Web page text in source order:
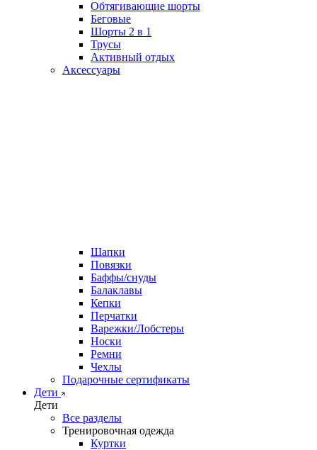
Обтягивающие шорты
Беговые
Шорты 2 в 1
Трусы
Активный отдых
Аксессуары
Шапки
Повязки
Баффы/снуды
Балаклавы
Кепки
Перчатки
Варежки/Лобстеры
Носки
Ремни
Чехлы
Подарочные сертификаты
Дети
Дети
Все разделы
Тренировочная одежда
Куртки